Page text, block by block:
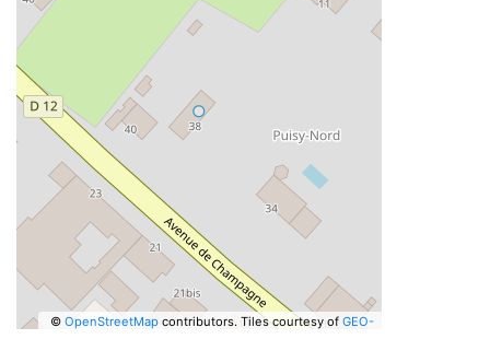
© OpenStreetMapcontributors. Tiles courtesy of GEO-